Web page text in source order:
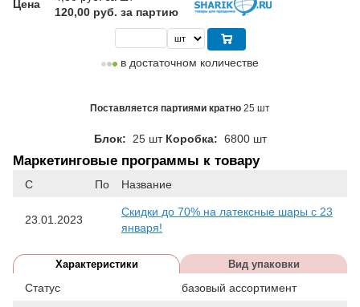
Цена
120,00 руб. за партию
в достаточном количестве
Поставляется партиями кратно 25 шт
Блок: 25 шт Коробка: 6800 шт
Маркетинговые программы к товару
С По Название
23.01.2023
Скидки до 70% на латексные шары с 23
января!
Характеристики Вид упаковки
Статус базовый ассортимент